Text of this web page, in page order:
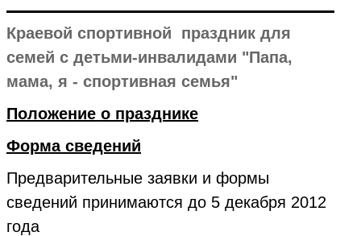
Краевой спортивной праздник для
семей с детьми-инвалидами "Папа,
мама, я - спортивная семья"
Положение о празднике
Форма сведений
Предварительные заявки и формы
сведений принимаются до 5 декабря 2012
года